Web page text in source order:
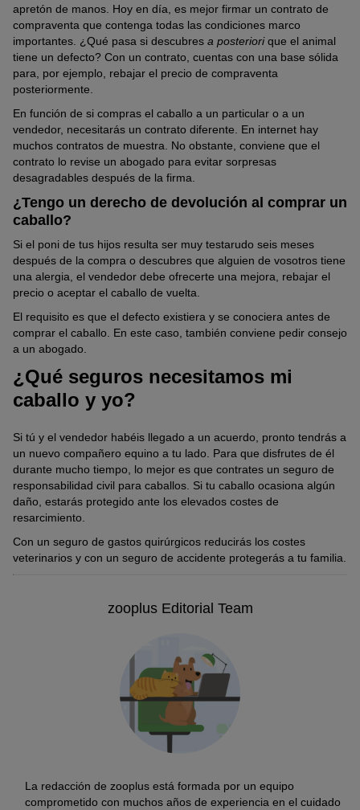
apretón de manos. Hoy en día, es mejor firmar un contrato de
compraventa que contenga todas las condiciones marco
importantes. ¿Qué pasa si descubres a posteriorique el animal
tiene un defecto? Con un contrato, cuentas con una base sólida
para, por ejemplo, rebajar el precio de compraventa
posteriormente.
En función de si compras el caballo a un particular o a un
vendedor, necesitarás un contrato diferente. En internet hay
muchos contratos de muestra. No obstante, conviene que el
contrato lo revise un abogado para evitar sorpresas
desagradables después de la firma.
¿Tengo un derecho de devolución al comprar un
caballo?
Si el poni de tus hijos resulta ser muy testarudo seis meses
después de la compra o descubres que alguien de vosotros tiene
una alergia, el vendedor debe ofrecerte una mejora, rebajar el
precio o aceptar el caballo de vuelta.
El requisito es que el defecto existiera y se conociera antes de
comprar el caballo. En este caso, también conviene pedir consejo
a un abogado.
¿Qué seguros necesitamos mi
caballo y yo?
Si tú y el vendedor habéis llegado a un acuerdo, pronto tendrás a
un nuevo compañero equino a tu lado. Para que disfrutes de él
durante mucho tiempo, lo mejor es que contrates un seguro de
responsabilidad civil para caballos. Si tu caballo ocasiona algún
daño, estarás protegido ante los elevados costes de
resarcimiento.
Con un seguro de gastos quirúrgicos reducirás los costes
veterinarios y con un seguro de accidente protegerás a tu familia.
zooplus Editorial Team
La redacción de zooplus está formada por un equipo
comprometido con muchos años de experiencia en el cuidado